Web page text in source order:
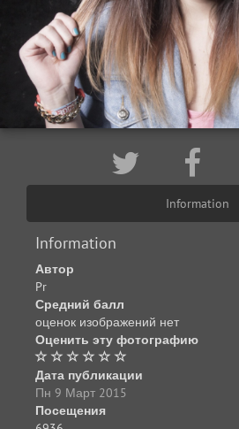
Information
Information
Автор
Pr
Средний балл
оценок изображений нет
Оценить эту фотографию
Дата публикации
Пн 9 Март 2015
Посещения